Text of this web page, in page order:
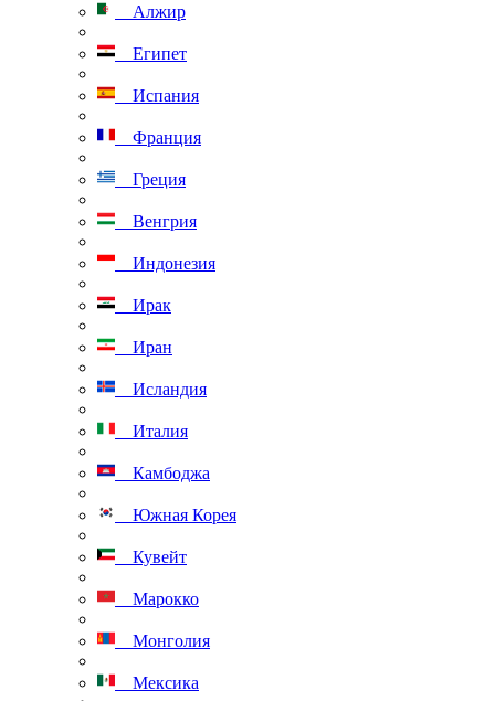
Алжир
Египет
Испания
Франция
Греция
Венгрия
Индонезия
Ирак
Иран
Исландия
Италия
Камбоджа
Южная Корея
Кувейт
Марокко
Монголия
Мексика